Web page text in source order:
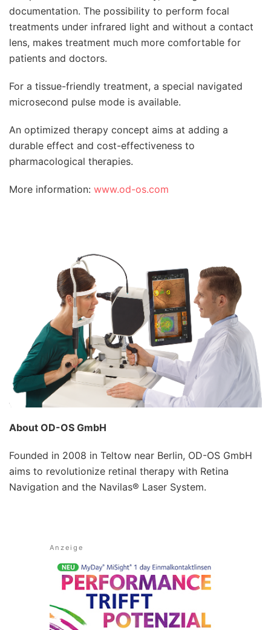
documentation. The possibility to perform focal
treatments under infrared light and without a contact
lens, makes treatment much more comfortable for
patients and doctors.
For a tissue-friendly treatment, a special navigated
microsecond pulse mode is available.
An optimized therapy concept aims at adding a
durable effect and cost-effectiveness to
pharmacological therapies.
More information: www.od-os.com
About OD-OS GmbH
Founded in 2008 in Teltow near Berlin, OD-OS GmbH
aims to revolutionize retinal therapy with Retina
Navigation and the Navilas® Laser System.